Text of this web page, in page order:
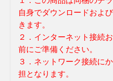
自身でダウンロードおよ
きます。
２．インターネット接続
前にご準備ください。
３．ネットワーク接続に
担となります。